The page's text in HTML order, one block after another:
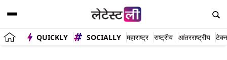
QUICKLY SOCIALLY महाराष्ट्र राष्ट्रीय आंतरराष्ट्रीय